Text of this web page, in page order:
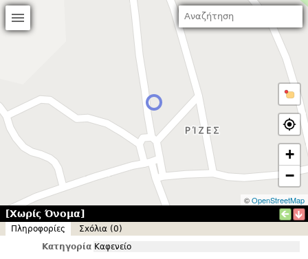
+
−
©OpenStreetMap
[Χωρίς Όνομα]
Πληροφορίες
Σxόλια (0)
Κατηγορία Καφενείο